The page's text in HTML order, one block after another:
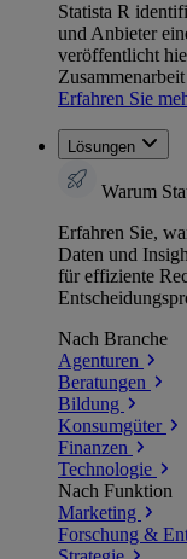
Statista R
und Anbieter
veröffentlicht
Erfahren Sie
Lösungen
Warum
Erfahren Sie,
Daten und
für effiziente
Nach Branche
Agenturen
Beratungen
Bildung
Konsumgüter
Finanzen
Technologie
Nach Funktion
Marketing
Forschung &